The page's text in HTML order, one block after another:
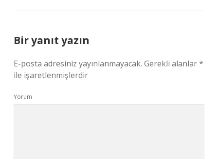
Bir yanıt yazın
E-posta adresiniz yayınlanmayacak. Gerekli alanlar*
ile işaretlenmişlerdir
Yorum